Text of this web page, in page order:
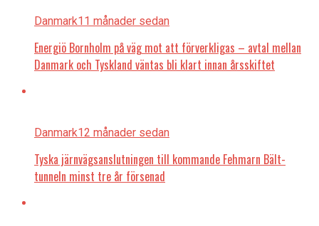
Danmark11 månader sedan
Energiö Bornholm på väg mot att förverkligas – avtal mellan
Danmark och Tyskland väntas bli klart innan årsskiftet
Danmark12 månader sedan
Tyska järnvägsanslutningen till kommande Fehmarn Bält-
tunneln minst tre år försenad